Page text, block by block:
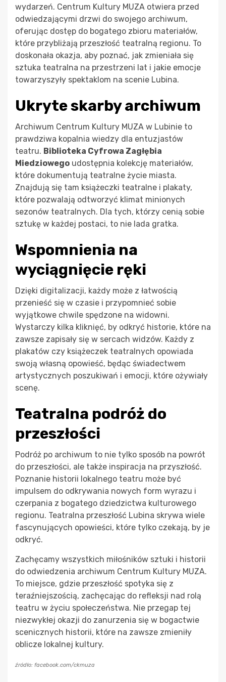
wydarzeń. Centrum Kultury MUZA otwiera przed
odwiedzającymi drzwi do swojego archiwum,
oferując dostęp do bogatego zbioru materiałów,
które przybliżają przeszłość teatralną regionu. To
doskonała okazja, aby poznać, jak zmieniała się
sztuka teatralna na przestrzeni lat i jakie emocje
towarzyszyły spektaklom na scenie Lubina.
Ukryte skarby archiwum
Archiwum Centrum Kultury MUZA w Lubinie to
prawdziwa kopalnia wiedzy dla entuzjastów
teatru. Biblioteka Cyfrowa Zagłębia
Miedziowego udostępnia kolekcję materiałów,
które dokumentują teatralne życie miasta.
Znajdują się tam książeczki teatralne i plakaty,
które pozwalają odtworzyć klimat minionych
sezonów teatralnych. Dla tych, którzy cenią sobie
sztukę w każdej postaci, to nie lada gratka.
Wspomnienia na
wyciągnięcie ręki
Dzięki digitalizacji, każdy może z łatwością
przenieść się w czasie i przypomnieć sobie
wyjątkowe chwile spędzone na widowni.
Wystarczy kilka kliknięć, by odkryć historie, które na
zawsze zapisały się w sercach widzów. Każdy z
plakatów czy książeczek teatralnych opowiada
swoją własną opowieść, będąc świadectwem
artystycznych poszukiwań i emocji, które ożywiały
scenę.
Teatralna podróż do
przeszłości
Podróż po archiwum to nie tylko sposób na powrót
do przeszłości, ale także inspiracja na przyszłość.
Poznanie historii lokalnego teatru może być
impulsem do odkrywania nowych form wyrazu i
czerpania z bogatego dziedzictwa kulturowego
regionu. Teatralna przeszłość Lubina skrywa wiele
fascynujących opowieści, które tylko czekają, by je
odkryć.
Zachęcamy wszystkich miłośników sztuki i historii
do odwiedzenia archiwum Centrum Kultury MUZA.
To miejsce, gdzie przeszłość spotyka się z
teraźniejszością, zachęcając do refleksji nad rolą
teatru w życiu społeczeństwa. Nie przegap tej
niezwykłej okazji do zanurzenia się w bogactwie
scenicznych historii, które na zawsze zmieniły
oblicze lokalnej kultury.
źródło: facebook.com/ckmuza